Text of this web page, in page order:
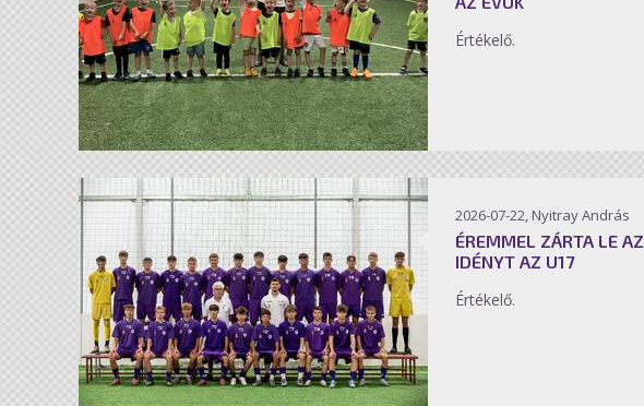
Értékelő.
2026-07-22, Nyitray András
ÉREMMEL ZÁRTA LE AZ
IDÉNYT AZ U17
Értékelő.